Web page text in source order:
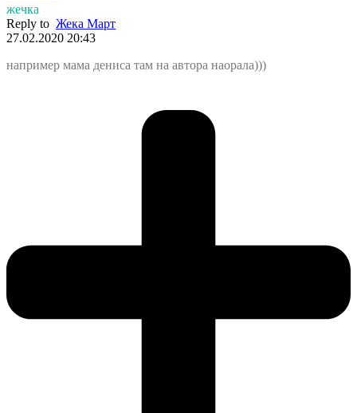
жечка
Reply to Жека Март
27.02.2020 20:43
например мама дениса там на автора наорала)))